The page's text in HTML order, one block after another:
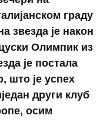
граду
звезда је након
Олимпик из
је постала
што је успех
други клуб
осим